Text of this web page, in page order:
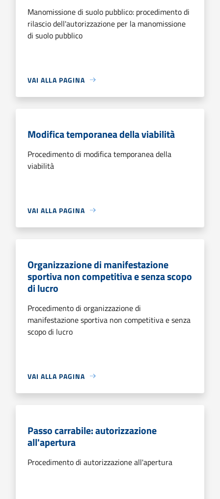
Manomissione di suolo pubblico: procedimento di
rilascio dell'autorizzazione per la manomissione
di suolo pubblico
VAI ALLA PAGINA
Modifica temporanea della viabilità
Procedimento di modifica temporanea della
viabilità
VAI ALLA PAGINA
Organizzazione di manifestazione
sportiva non competitiva e senza scopo
di lucro
Procedimento di organizzazione di
manifestazione sportiva non competitiva e senza
scopo di lucro
VAI ALLA PAGINA
Passo carrabile: autorizzazione
all'apertura
Procedimento di autorizzazione all'apertura